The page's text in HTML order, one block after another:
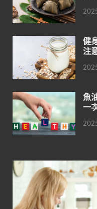
健
注
魚
一